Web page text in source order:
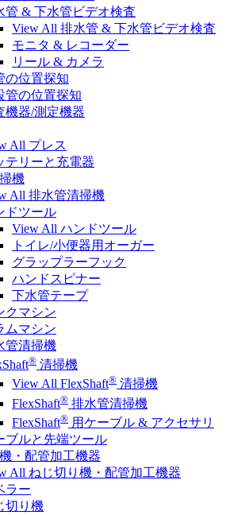
管 & 下水管ビデオ検査
View All 排水管 & 下水管ビデオ検査
モニタ & レコーダー
リール & カメラ
の位置探知
管の位置探知
機器/測定機器
All プレス
テリーと充電器
機
All 排水管清掃機
ドツール
View All ハンドツール
トイレ/小便器用オーガー
グラップラーフック
ハンドスピナー
下水管テープ
クマシン
ムマシン
管清掃機
® 清掃機
View All FlexShaft® 清掃機
FlexShaft® 排水管清掃機
FlexShaft® 用ケーブル & アクセサリ
ブルと先端ツール
・配管加工機器
All ねじ切り機・配管加工機器
ラー
切り機